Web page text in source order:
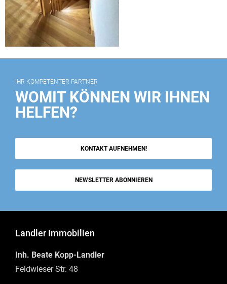
IHR KOMPETENTER PARTNER
WOMIT KÖNNEN WIR IHNEN
HELFEN?
KONTAKT AUFNEHMEN!
NEWSLETTER ABONNIEREN
Landler Immobilien
Inh. Beate Kopp-Landler
Feldwieser Str. 48